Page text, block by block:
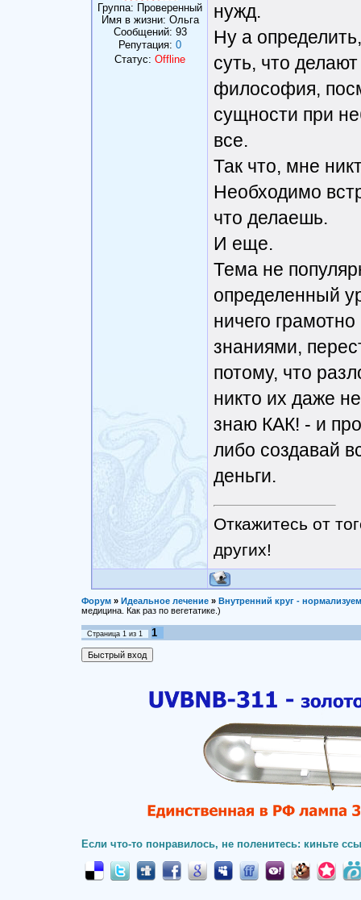
Группа: Проверенный
Имя в жизни: Ольга
Сообщений: 93
Репутация: 0
Статус: Offline
нужд.
Ну а
суть, что
философия,
сущности при
все.
Так что, мне
Необходимо
что делаешь.
И еще.
Тема не
определенный
ничего
знаниями,
потому, что
никто их даже
знаю КАК! - и
либо создавай
деньги.
Откажитесь от
других!
Форум » Идеальное лечение » Внутренний круг - нормализуем
медицина. Как раз по вегетатике.)
Страница 1 из 1 1
Если что-то понравилось, не поленитесь: киньте